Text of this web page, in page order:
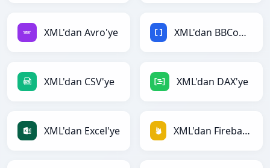
XML'dan Avro'ye XML'dan BBCode'ye
XML'dan CSV'ye XML'dan DAX'ye
XML'dan Excel'ye XML'dan Firebase'ye